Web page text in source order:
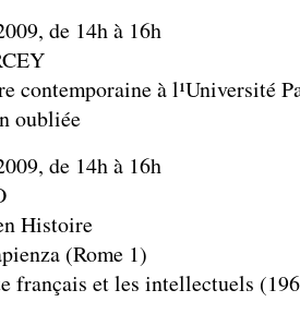
de 14h à 16h
contemporaine à l¹Université
oubliée
de 14h à 16h
Histoire
(Rome 1)
français et les intellectuels